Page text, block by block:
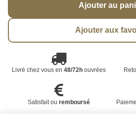
Ajouter au
Ajouter aux
Livré chez vous en 48/72houvrées
Satisfait ou remboursé